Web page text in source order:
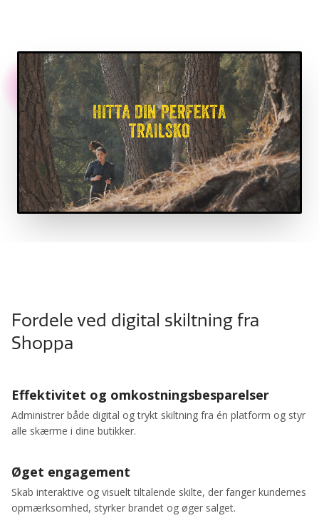
Fordele ved digital skiltning fra
Shoppa
Effektivitet og omkostningsbesparelser
Administrer både digital og trykt skiltning fra én platform og styr
alle skærme i dine butikker.
Øget engagement
Skab interaktive og visuelt tiltalende skilte, der fanger kundernes
opmærksomhed, styrker brandet og øger salget.